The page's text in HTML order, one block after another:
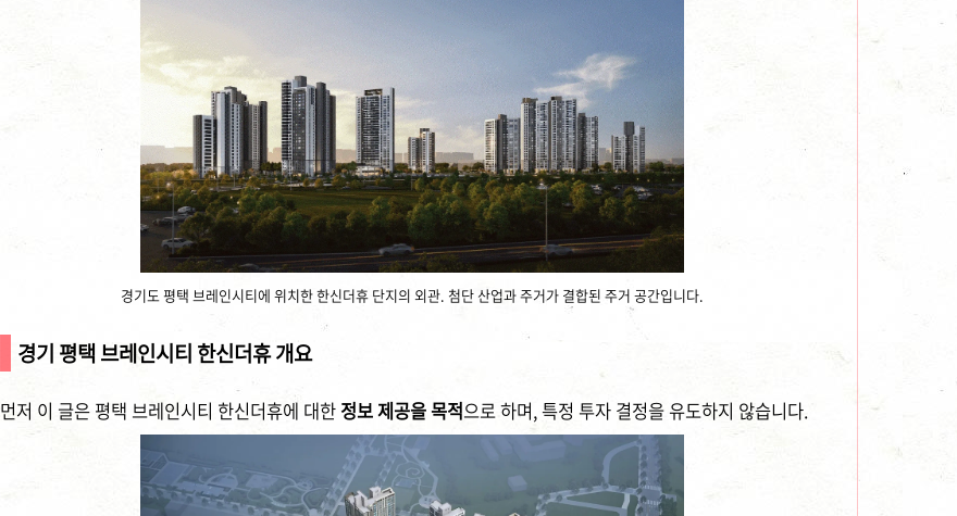
경기도 평택 브레인시티에 위치한 한신더휴 단지의 외관. 첨단 산업과 주거가 결합된 주거 공간입니다.
경기 평택 브레인시티 한신더휴 개요
먼저 이 글은 평택 브레인시티 한신더휴에 대한 정보 제공을 목적으로 하며, 특정 투자 결정을 유도하지 않습니다.